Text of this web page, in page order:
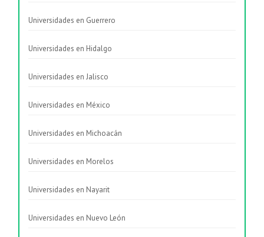
Universidades en Guerrero
Universidades en Hidalgo
Universidades en Jalisco
Universidades en México
Universidades en Michoacán
Universidades en Morelos
Universidades en Nayarit
Universidades en Nuevo León